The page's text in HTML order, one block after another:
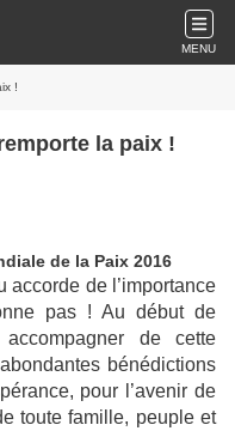
MENU
!
la paix !
de la Paix 2016
accorde de l’importance
pas ! Au début de
de cette
bénédictions
pour l’avenir de
toute famille, peuple et